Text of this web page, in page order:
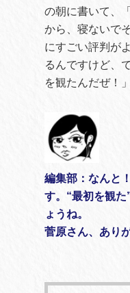
の朝に書いて、
から、寝ないで
にすごい評判が
るんですけど、
を観たんだぜ！
編集部：なんと
す。“最初を観
ょうね。
菅原さん、あり